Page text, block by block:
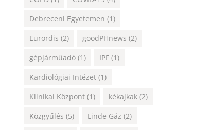
Debreceni Egyetemen (1)
Eurordis (2) goodPHnews (2)
gépjárműadó (1) IPF (1)
Kardiológiai Intézet (1)
Klinikai Központ (1) kékajkak (2)
Közgyűlés (5) Linde Gáz (2)